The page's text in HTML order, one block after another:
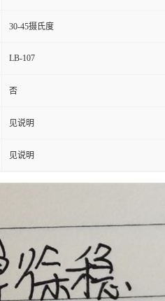
30-45摄氏度
LB-107
否
见说明
见说明